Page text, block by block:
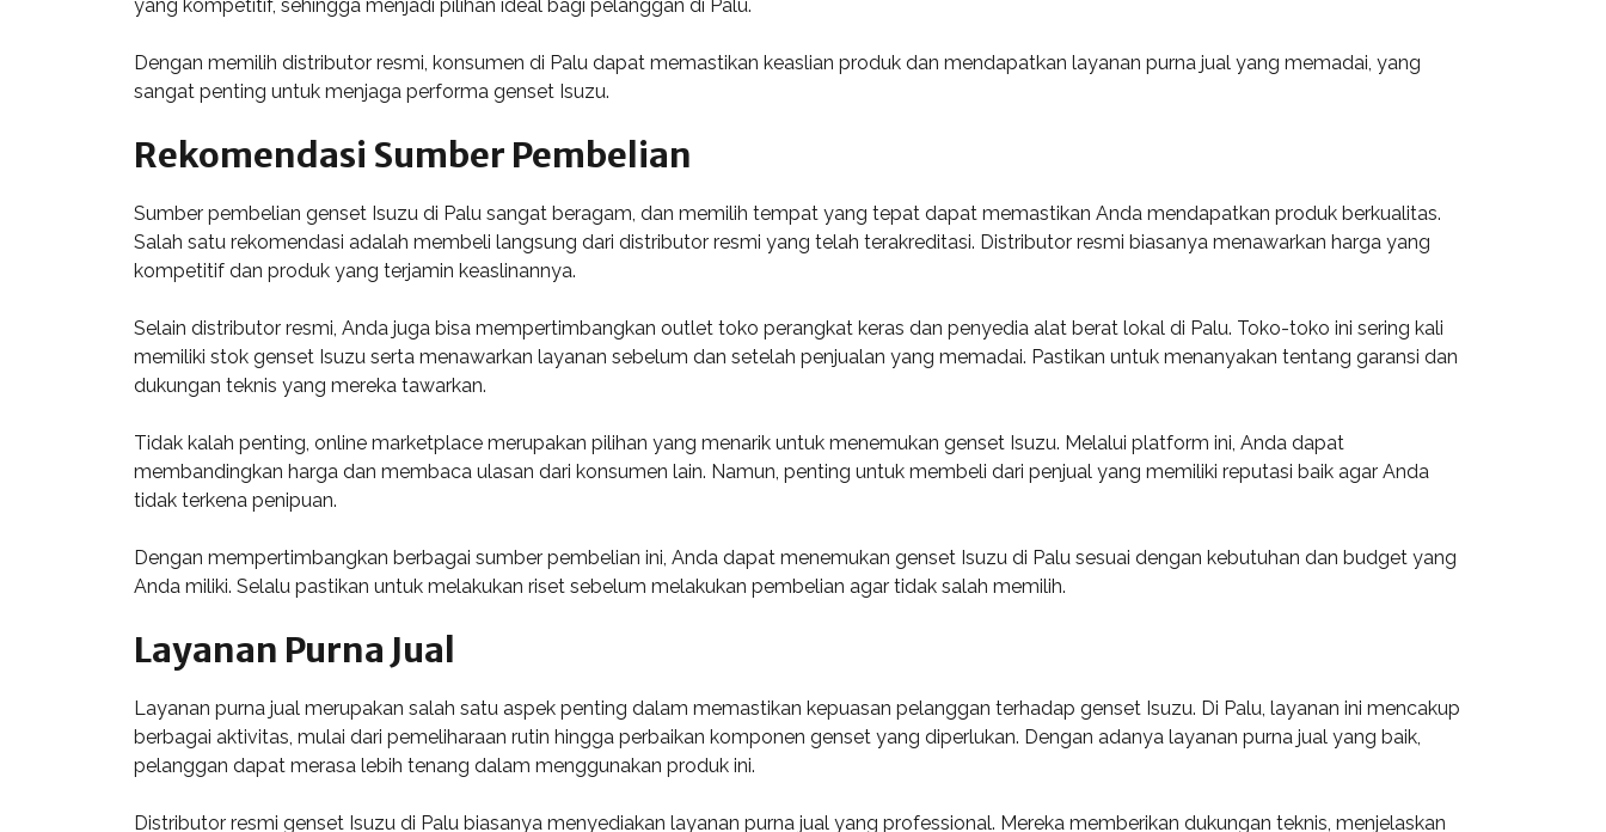
yang kompetitif, sehingga menjadi pilihan ideal bagi pelanggan di Palu.
Dengan memilih distributor resmi, konsumen di Palu dapat memastikan keaslian produk dan mendapatkan layanan purna jual yang memadai, yang
sangat penting untuk menjaga performa genset Isuzu.
Rekomendasi Sumber Pembelian
Sumber pembelian genset Isuzu di Palu sangat beragam, dan memilih tempat yang tepat dapat memastikan Anda mendapatkan produk berkualitas.
Salah satu rekomendasi adalah membeli langsung dari distributor resmi yang telah terakreditasi. Distributor resmi biasanya menawarkan harga yang
kompetitif dan produk yang terjamin keaslinannya.
Selain distributor resmi, Anda juga bisa mempertimbangkan outlet toko perangkat keras dan penyedia alat berat lokal di Palu. Toko-toko ini sering kali
memiliki stok genset Isuzu serta menawarkan layanan sebelum dan setelah penjualan yang memadai. Pastikan untuk menanyakan tentang garansi dan
dukungan teknis yang mereka tawarkan.
Tidak kalah penting, online marketplace merupakan pilihan yang menarik untuk menemukan genset Isuzu. Melalui platform ini, Anda dapat
membandingkan harga dan membaca ulasan dari konsumen lain. Namun, penting untuk membeli dari penjual yang memiliki reputasi baik agar Anda
tidak terkena penipuan.
Dengan mempertimbangkan berbagai sumber pembelian ini, Anda dapat menemukan genset Isuzu di Palu sesuai dengan kebutuhan dan budget yang
Anda miliki. Selalu pastikan untuk melakukan riset sebelum melakukan pembelian agar tidak salah memilih.
Layanan Purna Jual
Layanan purna jual merupakan salah satu aspek penting dalam memastikan kepuasan pelanggan terhadap genset Isuzu. Di Palu, layanan ini mencakup
berbagai aktivitas, mulai dari pemeliharaan rutin hingga perbaikan komponen genset yang diperlukan. Dengan adanya layanan purna jual yang baik,
pelanggan dapat merasa lebih tenang dalam menggunakan produk ini.
Distributor resmi genset Isuzu di Palu biasanya menyediakan layanan purna jual yang professional. Mereka memberikan dukungan teknis, menjelaskan